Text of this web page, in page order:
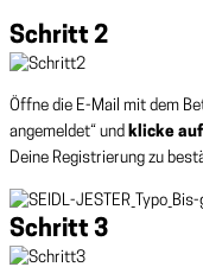
Schritt 2
Öffne die E-Mail mit dem
angemeldet“ und klicke
Deine Registrierung zu
Schritt 3